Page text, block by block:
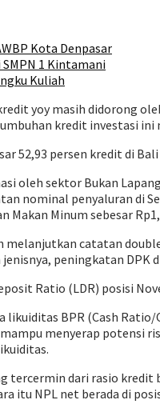
Kota Denpasar
1 Kintamani
Kuliah
yoy masih didorong
kredit investasi
52,93 persen kredit di
oleh sektor Bukan
nominal penyaluran di
Makan Minum sebesar
melanjutkan catatan
jenisnya, peningkatan
Ratio (LDR) posisi
likuiditas BPR (Cash
menyerap potensi
dari rasio
itu NPL net berada di